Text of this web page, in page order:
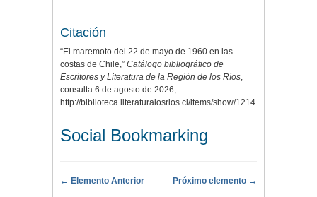
Citación
“El maremoto del 22 de mayo de 1960 en las
costas de Chile,” Catálogo bibliográfico de
Escritores y Literatura de la Región de los Ríos,
consulta 6 de agosto de 2026,
http://biblioteca.literaturalosrios.cl/items/show/1214.
Social Bookmarking
← Elemento Anterior Próximo elemento →